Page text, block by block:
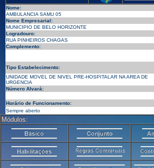
Nome:
AMBULANCIA SAMU 05
Nome Empresarial:
MUNICIPIO DE BELO HORIZONTE
Logradouro:
RUA PINHEIROS CHAGAS
Complemento:
Tipo Estabelecimento:
UNIDADE MOVEL DE NIVEL PRE-HOSPITALAR NA AREA DE
URGENCIA
Número Alvará:
Horário de Funcionamento:
Sempre aberto
Módulos: